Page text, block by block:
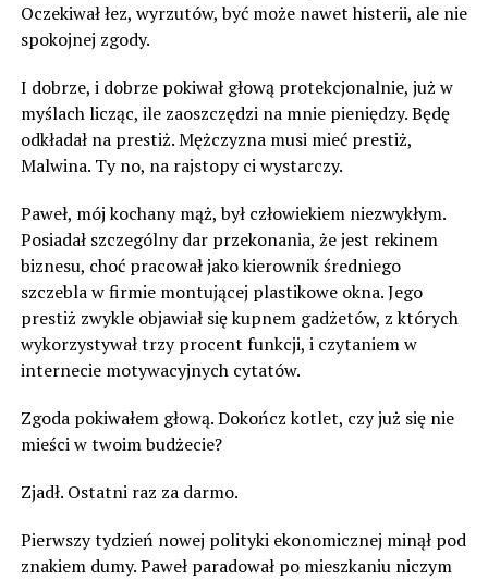
Oczekiwał łez, wyrzutów, być może nawet histerii, ale nie
spokojnej zgody.
I dobrze, i dobrze pokiwał głową protekcjonalnie, już w
myślach licząc, ile zaoszczędzi na mnie pieniędzy. Będę
odkładał na prestiż. Mężczyzna musi mieć prestiż,
Malwina. Ty no, na rajstopy ci wystarczy.
Paweł, mój kochany mąż, był człowiekiem niezwykłym.
Posiadał szczególny dar przekonania, że jest rekinem
biznesu, choć pracował jako kierownik średniego
szczebla w firmie montującej plastikowe okna. Jego
prestiż zwykle objawiał się kupnem gadżetów, z których
wykorzystywał trzy procent funkcji, i czytaniem w
internecie motywacyjnych cytatów.
Zgoda pokiwałem głową. Dokończ kotlet, czy już się nie
mieści w twoim budżecie?
Zjadł. Ostatni raz za darmo.
Pierwszy tydzień nowej polityki ekonomicznej minął pod
znakiem dumy. Paweł paradował po mieszkaniu niczym